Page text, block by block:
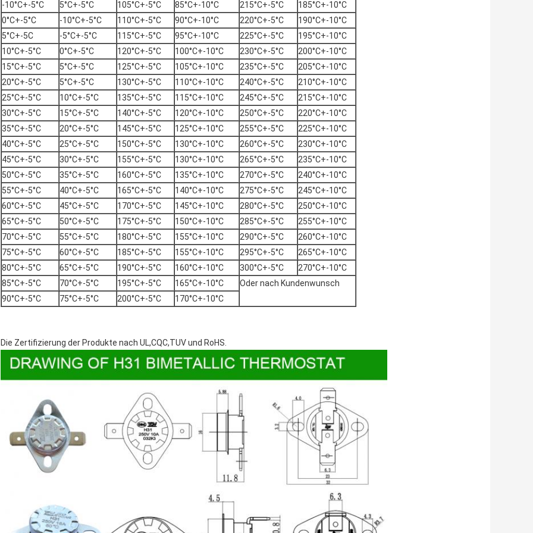
-10°C+-5°C 5°C+-5°C 105°C+-5°C 85°C+-10°C 215°C+-5°C
185°C+-10°C
0°C+-5°C
-10°C+-5°C 110°C+-5°C 90°C+-10°C 220°C+-5°C
190°C+-10°C
5°C+-5C
-5°C+-5°C 115°C+-5°C 95°C+-10°C 225°C+-5°C
195°C+-10°C
10°C+-5°C
0°C+-5°C 120°C+-5°C 100°C+-10°C 230°C+-5°C
200°C+-10°C
15°C+-5°C
5°C+-5°C 125°C+-5°C 105°C+-10°C 235°C+-5°C
205°C+-10°C
20°C+-5°C
5°C+-5°C 130°C+-5°C 110°C+-10°C 240°C+-5°C
210°C+-10°C
25°C+-5°C
10°C+-5°C 135°C+-5°C 115°C+-10°C 245°C+-5°C
215°C+-10°C
30°C+-5°C
15°C+-5°C 140°C+-5°C 120°C+-10°C 250°C+-5°C
220°C+-10°C
35°C+-5°C
20°C+-5°C 145°C+-5°C 125°C+-10°C 255°C+-5°C
225°C+-10°C
40°C+-5°C
25°C+-5°C 150°C+-5°C 130°C+-10°C 260°C+-5°C
230°C+-10°C
45°C+-5°C
30°C+-5°C 155°C+-5°C 130°C+-10°C 265°C+-5°C
235°C+-10°C
50°C+-5°C
35°C+-5°C 160°C+-5°C 135°C+-10°C 270°C+-5°C
240°C+-10°C
55°C+-5°C
40°C+-5°C 165°C+-5°C 140°C+-10°C 275°C+-5°C
245°C+-10°C
60°C+-5°C
45°C+-5°C 170°C+-5°C 145°C+-10°C 280°C+-5°C
250°C+-10°C
65°C+-5°C
50°C+-5°C 175°C+-5°C 150°C+-10°C 285°C+-5°C
255°C+-10°C
70°C+-5°C
55°C+-5°C 180°C+-5°C 155°C+-10°C 290°C+-5°C
260°C+-10°C
75°C+-5°C
60°C+-5°C 185°C+-5°C 155°C+-10°C 295°C+-5°C
265°C+-10°C
80°C+-5°C
65°C+-5°C 190°C+-5°C 160°C+-10°C 300°C+-5°C
270°C+-10°C
85°C+-5°C
70°C+-5°C 195°C+-5°C 165°C+-10°C
Oder nach Kundenwunsch
90°C+-5°C
75°C+-5°C 200°C+-5°C 170°C+-10°C
Die Zertifizierung der Produkte nach UL,CQC,TUV und RoHS.